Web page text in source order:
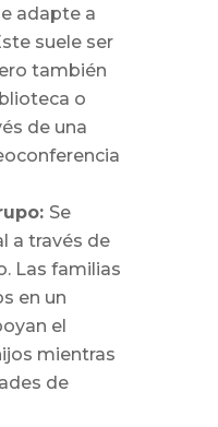
adapte a
suele ser
también
o
de una
Se
a través de
Las familias
en un
el
mientras
de